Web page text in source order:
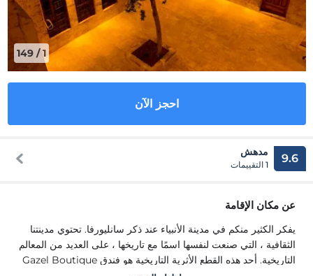
1
/
149
احجز الآن
9.6 مدهش
1 التقييمات
عن مكان الإقامة
يفكر الكثير منكم في مدينة الأنبياء عند ذكر سانليورفا. تحتوي مدينتنا
الثقافية ، التي صنعت لنفسها اسمًا مع تاريخها ، على العديد من المعالم
التاريخية. أحد هذه القطع الأثرية التاريخية هو فندق Gazel Boutique